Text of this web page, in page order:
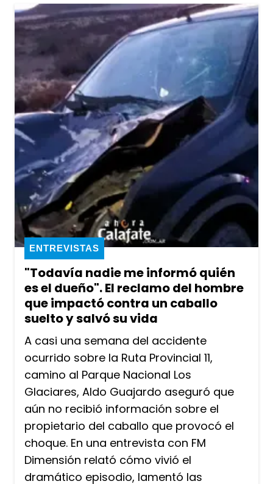
"Todavía nadie me informó quién
es el dueño". El reclamo del hombre
que impactó contra un caballo
suelto y salvó su vida
ENTREVISTAS
A casi una semana del accidente
ocurrido sobre la Ruta Provincial 11,
camino al Parque Nacional Los
Glaciares, Aldo Guajardo aseguró que
aún no recibió información sobre el
propietario del caballo que provocó el
choque. En una entrevista con FM
Dimensión relató cómo vivió el
dramático episodio, lamentó las